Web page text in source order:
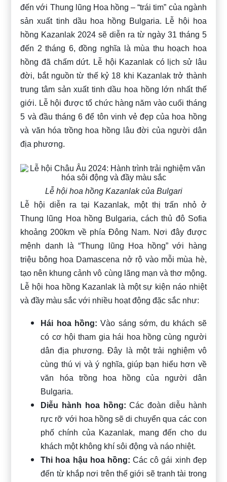
đến với Thung lũng Hoa hồng – “trái tim” của ngành
sản xuất tinh dầu hoa hồng Bulgaria. Lễ hội hoa
hồng Kazanlak 2024 sẽ diễn ra từ ngày 31 tháng 5
đến 2 tháng 6, đồng nghĩa là mùa thu hoạch hoa
hồng đã chấm dứt. Lễ hội Kazanlak có lịch sử lâu
đời, bắt nguồn từ thế kỷ 18 khi Kazanlak trở thành
trung tâm sản xuất tinh dầu hoa hồng lớn nhất thế
giới. Lễ hội được tổ chức hàng năm vào cuối tháng
5 và đầu tháng 6 để tôn vinh vẻ đẹp của hoa hồng
và văn hóa trồng hoa hồng lâu đời của người dân
địa phương.
Lễ hội hoa hồng Kazanlak của Bulgari
Lễ hội diễn ra tại Kazanlak, một thị trấn nhỏ ở
Thung lũng Hoa hồng Bulgaria, cách thủ đô Sofia
khoảng 200km về phía Đông Nam. Nơi đây được
mệnh danh là “Thung lũng Hoa hồng” với hàng
triệu bông hoa Damascena nở rộ vào mỗi mùa hè,
tạo nên khung cảnh vô cùng lãng mạn và thơ mộng.
Lễ hội hoa hồng Kazanlak là một sự kiện náo nhiệt
và đầy màu sắc với nhiều hoạt động đặc sắc như:
Hái hoa hồng: Vào sáng sớm, du khách sẽ
có cơ hội tham gia hái hoa hồng cùng người
dân địa phương. Đây là một trải nghiệm vô
cùng thú vị và ý nghĩa, giúp bạn hiểu hơn về
văn hóa trồng hoa hồng của người dân
Bulgaria.
Diễu hành hoa hồng: Các đoàn diễu hành
rực rỡ với hoa hồng sẽ di chuyển qua các con
phố chính của Kazanlak, mang đến cho du
khách một không khí sôi động và náo nhiệt.
Thi hoa hậu hoa hồng: Các cô gái xinh đẹp
đến từ khắp nơi trên thế giới sẽ tranh tài trong